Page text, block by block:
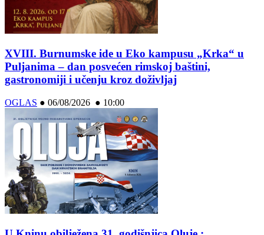
XVIII. Burnumske ide u Eko kampusu „Krka“ u
Puljanima – dan posvećen rimskoj baštini,
gastronomiji i učenju kroz doživljaj
OGLAS ● 06/08/2026 ● 10:00